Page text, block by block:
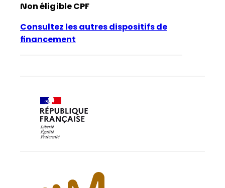
Non éligible CPF
Consultez les autres dispositifs de
financement